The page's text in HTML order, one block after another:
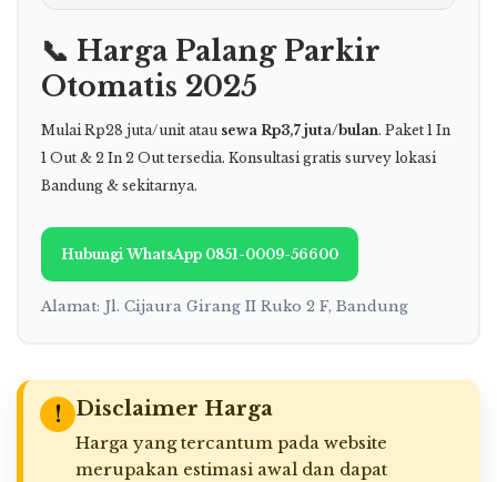
📞 Harga Palang Parkir
Otomatis 2025
Mulai Rp28 juta/unit atau sewa Rp3,7 juta/bulan. Paket 1 In
1 Out & 2 In 2 Out tersedia. Konsultasi gratis survey lokasi
Bandung & sekitarnya.
Hubungi WhatsApp 0851-0009-56600
Alamat: Jl. Cijaura Girang II Ruko 2 F, Bandung
! Disclaimer Harga
Harga yang tercantum pada website
merupakan estimasi awal dan dapat